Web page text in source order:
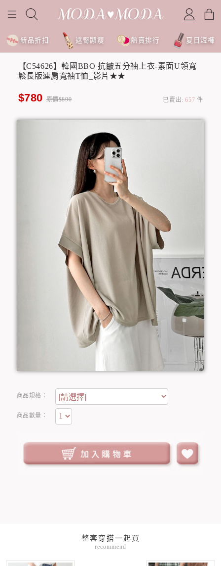
新品折扣 遮臀顯瘦 熱賣排行 夏日短褲
【C54626】韓國BBO 抗皺五分袖上衣-素面U領寬
鬆長版連肩寬袖T恤_影片★★
$780 原價$890 已賣出:657 件
商品規格：
商品數量：
整套穿搭一起買
recommend